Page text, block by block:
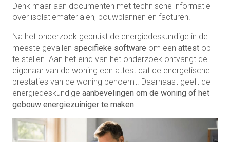
Denk maar aan documenten met technische informatie
over isolatiematerialen, bouwplannen en facturen.
Na het onderzoek gebruikt de energiedeskundige in de
meeste gevallen specifieke software om een attest op
te stellen. Aan het eind van het onderzoek ontvangt de
eigenaar van de woning een attest dat de energetische
prestaties van de woning benoemt. Daarnaast geeft de
energiedeskundige aanbevelingen om de woning of het
gebouw energiezuiniger te maken